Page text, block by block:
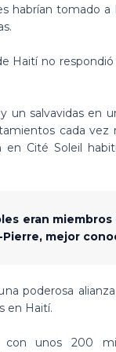
habrían tomado
Haití no
un salvavidas en
cada vez
en Cité Soleil
eran
mejor
poderosa
en Haití.
con unos 200